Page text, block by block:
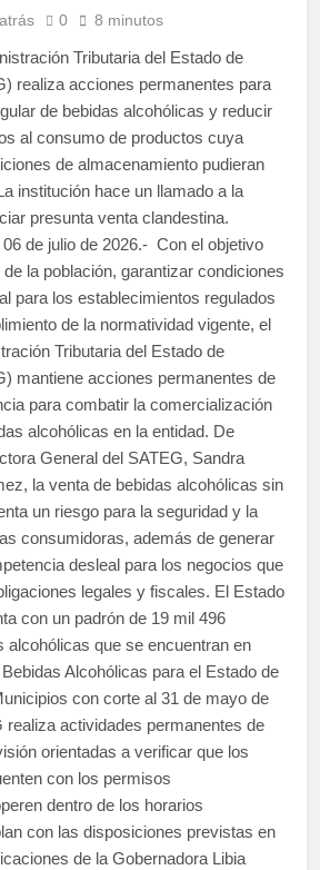
0 8 minutos
Tributaria del Estado de
realiza acciones permanentes para
de bebidas alcohólicas y reducir
al consumo de productos cuya
de almacenamiento pudieran
institución hace un llamado a la
presunta venta clandestina.
de julio de 2026.- Con el objetivo
la población, garantizar condiciones
para los establecimientos regulados
de la normatividad vigente, el
Tributaria del Estado de
mantiene acciones permanentes de
para combatir la comercialización
alcohólicas en la entidad. De
General del SATEG, Sandra
la venta de bebidas alcohólicas sin
un riesgo para la seguridad y la
consumidoras, además de generar
desleal para los negocios que
legales y fiscales. El Estado
con un padrón de 19 mil 496
alcohólicas que se encuentran en
Alcohólicas para el Estado de
con corte al 31 de mayo de
realiza actividades permanentes de
orientadas a verificar que los
con los permisos
dentro de los horarios
con las disposiciones previstas en
de la Gobernadora Libia